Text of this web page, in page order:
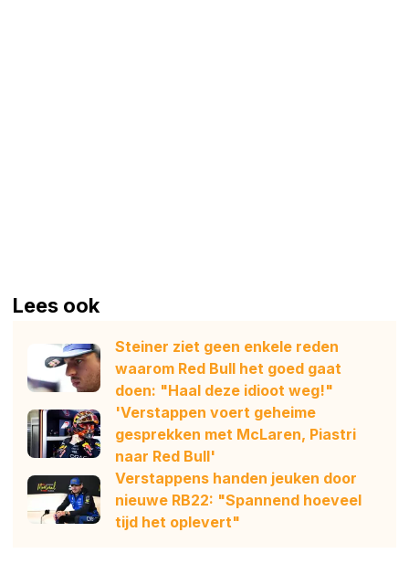
Lees ook
Steiner ziet geen enkele reden
waarom Red Bull het goed gaat
doen: "Haal deze idioot weg!"
'Verstappen voert geheime
gesprekken met McLaren, Piastri
naar Red Bull'
Verstappens handen jeuken door
nieuwe RB22: "Spannend hoeveel
tijd het oplevert"